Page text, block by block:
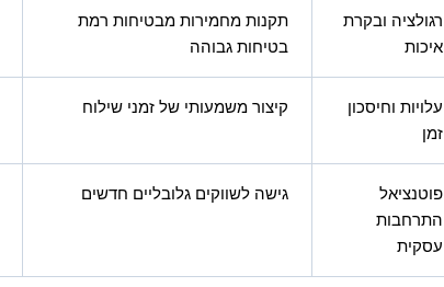
רגולציה ובקרת
איכות
תקנות מחמירות מבטיחות רמת
בטיחות גבוהה
עלויות וחיסכון
זמן
קיצור משמעותי של זמני שילוח
פוטנציאל
התרחבות
עסקית
גישה לשווקים גלובליים חדשים